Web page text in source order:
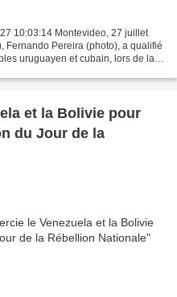
10:03:14 Montevideo, 27 juillet
Fernando Pereira (photo), a qualifié
uruguayen et cubain, lors de la
et la Bolivie pour
du Jour de la